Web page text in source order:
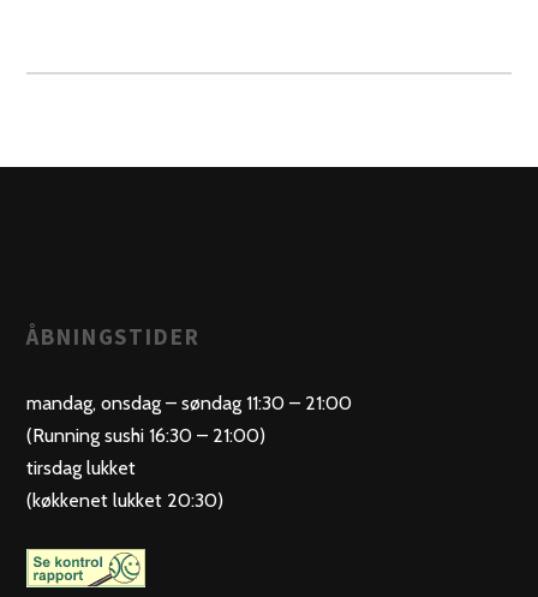
ÅBNINGSTIDER
mandag, onsdag – søndag 11:30 – 21:00
(Running sushi 16:30 – 21:00)
tirsdag lukket
(køkkenet lukket 20:30)